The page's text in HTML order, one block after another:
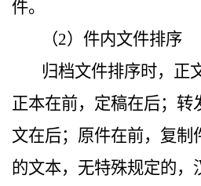
件。
（2）件内文件排序
归档文件排序时，正
正本在前，定稿在后；转
文在后；原件在前，复制
的文本，无特殊规定的，